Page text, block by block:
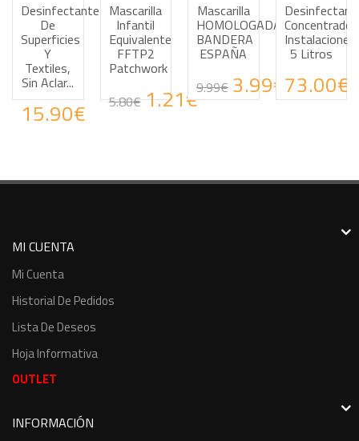
Desinfectante
De
Superficies
Y
Textiles,
Sin Aclar...
15.90€
Haz tus consultas por WhatsApp
Mascarilla
Infantil
Equivalente
FFTP2
Patchwork
5.80€ 1.21€
Haz tus consultas por WhatsApp
Mascarilla
HOMOLOGADA
BANDERA
ESPAÑA
9.99€ 3.99€
Haz tus consultas por
Concentrado
Instalaciones
5 Litros
73.00€
Haz
MI CUENTA
Mi Cuenta
Historial De Pedidos
Lista De Deseos
Hoja Informativa
OUTLET
INFORMACIÓN